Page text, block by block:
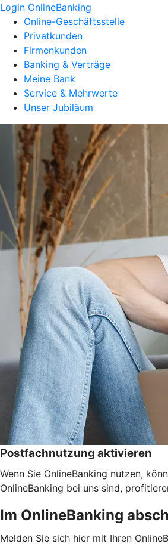
Login OnlineBanking
Online-Geschäftsstelle
Privatkunden
Firmenkunden
Banking & Verträge
Meine Bank
Service & Mehrwerte
Unser Jubiläum
Postfachnutzung aktivieren
Wenn Sie OnlineBanking nutzen,
OnlineBanking bei uns sind,
Im OnlineBanking
Melden Sie sich hier mit Ihren